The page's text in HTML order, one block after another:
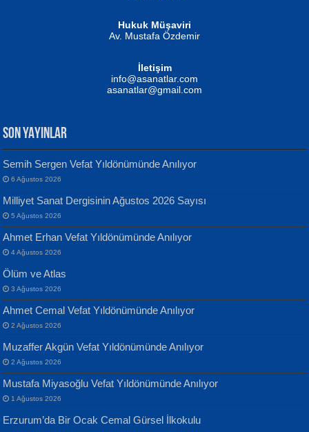
MUSTAFA KELOĞLU
Yarına İz Bırakmak...
ATİLLA ÖZEN
Sultan Olmadan Önce Eyüp...
Yılmaz Ekinci
Geceye Söylenen...
Banu Sancak
Defterimden İçeri...
Hukuk Müşaviri
Av. Mustafa Özdemir
İletişim
info@asanatlar.com
asanatlar@gmail.com
SON YAYINLAR
Semih Sergen Vefat Yıldönümünde Anılıyor
6 Ağustos 2026
Milliyet Sanat Dergisinin Ağustos 2026 Sayısı
5 Ağustos 2026
Ahmet Erhan Vefat Yıldönümünde Anılıyor
4 Ağustos 2026
Ölüm ve Atlas
3 Ağustos 2026
Ahmet Cemal Vefat Yıldönümünde Anılıyor
2 Ağustos 2026
Muzaffer Akgün Vefat Yıldönümünde Anılıyor
2 Ağustos 2026
Mustafa Miyasoğlu Vefat Yıldönümünde Anılıyor
1 Ağustos 2026
Erzurum’da Bir Ocak Cemal Gürsel İlkokulu